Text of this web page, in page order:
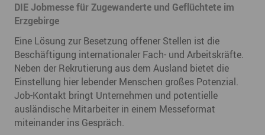
DIE Jobmesse für Zugewanderte und Geflüchtete im
Erzgebirge
Eine Lösung zur Besetzung offener Stellen ist die
Beschäftigung internationaler Fach- und Arbeitskräfte.
Neben der Rekrutierung aus dem Ausland bietet die
Einstellung hier lebender Menschen großes Potenzial.
Job-Kontakt bringt Unternehmen und potentielle
ausländische Mitarbeiter in einem Messeformat
miteinander ins Gespräch.